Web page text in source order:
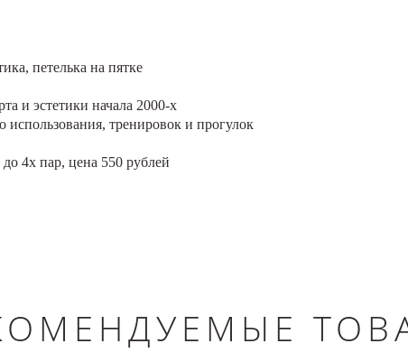
петелька на пятке
и эстетики начала 2000-х
использования, тренировок и прогулок
4х пар, цена 550 рублей